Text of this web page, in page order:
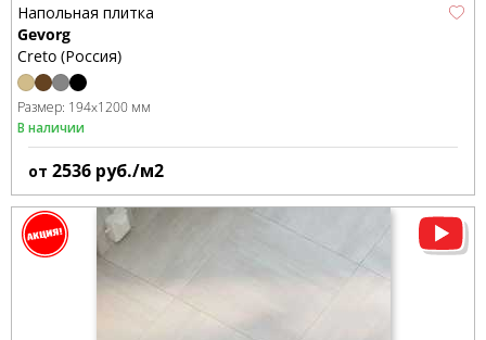
Напольная плитка
Gevorg
Creto (Россия)
Размер: 194x1200 мм
В наличии
от 2536 руб./м2